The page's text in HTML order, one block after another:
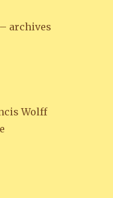
archives
Wolff